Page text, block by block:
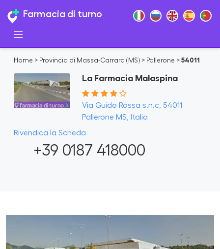
Farmacia di turno
Home > Provincia di Massa-Carrara (MS) > Pallerone > 54011
La Farmacia Malaspina
Via Guido Rossa s.n.c, 54011
Pallerone MS, Italia
Rivendica la Scheda
+39 0187 418000